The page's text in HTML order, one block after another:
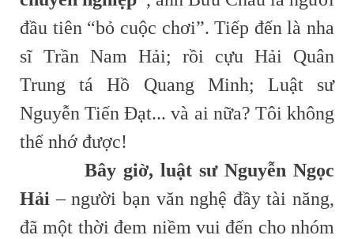
đầu tiên “bỏ cuộc chơi”. Tiếp đến là nha
sĩ Trần Nam Hải; rồi cựu Hải Quân
Trung tá Hồ Quang Minh; Luật sư
Nguyễn Tiến Đạt... và ai nữa? Tôi không
thể nhớ được!
Bây giờ, luật sư Nguyễn Ngọc
Hải – người bạn văn nghệ đầy tài năng,
đã một thời đem niềm vui đến cho nhóm